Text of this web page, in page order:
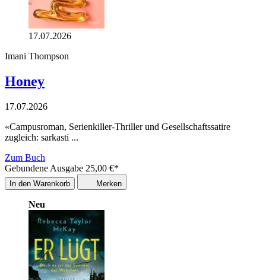
17.07.2026
Imani Thompson
Honey
17.07.2026
«Campusroman, Serienkiller-Thriller und Gesellschaftssatire
zugleich: sarkasti ...
Zum Buch
Gebundene Ausgabe 25,00 €*
In den Warenkorb Merken
Neu